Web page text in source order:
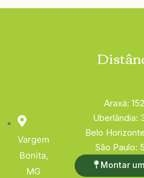
Vargem
Bonita,
MG
Araxá:
Uberlândia:
Belo
São Paulo:
Montar